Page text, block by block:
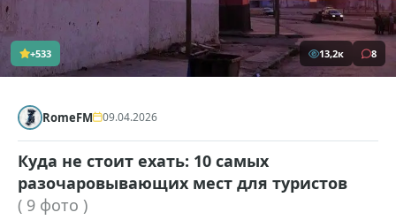
+533 13,2к 8
RomeFM 09.04.2026
Куда не стоит ехать: 10 самых
разочаровывающих мест для туристов
( 9 фото )